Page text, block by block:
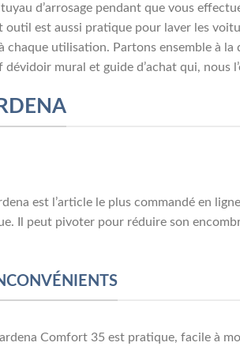
d’arrosage pendant que vous
est aussi pratique pour laver les
utilisation. Partons ensemble à la
mural et guide d’achat qui, nous
est l’article le plus commandé en
Il peut pivoter pour réduire son
Comfort 35 est pratique, facile à